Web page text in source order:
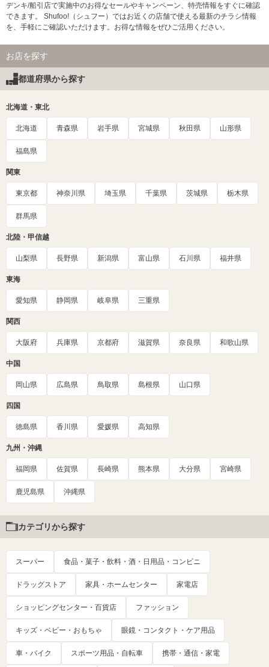
デンキ/船引店で実施中のお得なセールやキャンペーン、特売情報をすぐに確認
できます。 Shufoo!（シュフー）ではお近くの店舗で使える最新のチラシ情報
を、手軽にご確認いただけます。お得な情報をぜひご活用ください。
お店を探す
都道府県から探す
北海道・東北
北海道 青森県 岩手県 宮城県 秋田県 山形県
福島県
関東
東京都 神奈川県 埼玉県 千葉県 茨城県 栃木県
群馬県
北陸・甲信越
山梨県 長野県 新潟県 富山県 石川県 福井県
東海
愛知県 静岡県 岐阜県 三重県
関西
大阪府 兵庫県 京都府 滋賀県 奈良県 和歌山県
中国
岡山県 広島県 鳥取県 島根県 山口県
四国
徳島県 香川県 愛媛県 高知県
九州・沖縄
福岡県 佐賀県 長崎県 熊本県 大分県 宮崎県
鹿児島県 沖縄県
カテゴリから探す
スーパー 食品・菓子・飲料・酒・日用品・コンビニ
ドラッグストア 家具・ホームセンター 家電店
ショッピングセンター・百貨店 ファッション
キッズ・ベビー・おもちゃ 眼鏡・コンタクト・ケア用品
車・バイク スポーツ用品・自転車 携帯・通信・家電